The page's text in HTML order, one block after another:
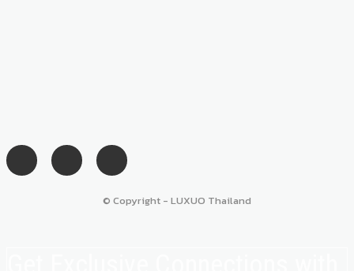
© Copyright - LUXUO Thailand